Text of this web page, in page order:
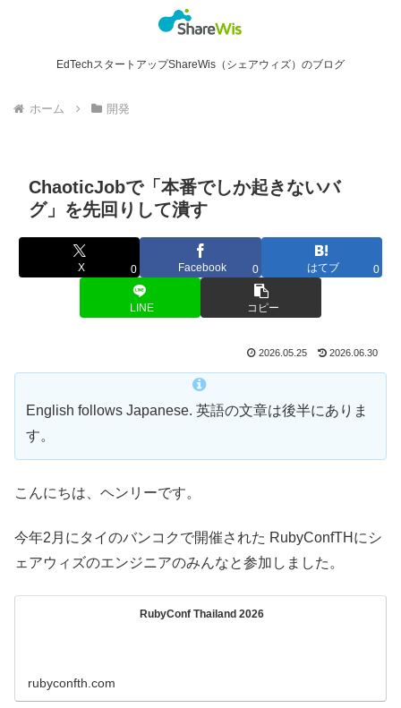
EdTechスタートアップShareWis（シェアウィズ）のブログ
ホーム 開発
ChaoticJobで「本番でしか起きないバ
グ」を先回りして潰す
X 0 Facebook 0 はてブ 0
LINE コピー
2026.05.25 2026.06.30
English follows Japanese. 英語の文章は後半にありま
す。
こんにちは、ヘンリーです。
今年2月にタイのバンコクで開催された RubyConfTHにシ
ェアウィズのエンジニアのみんなと参加しました。
RubyConf Thailand 2026
rubyconfth.com